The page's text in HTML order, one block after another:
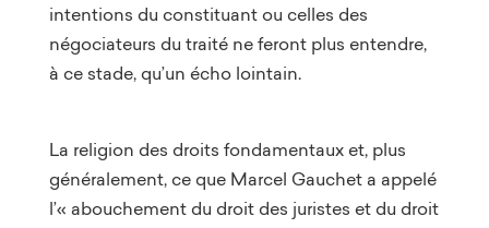
intentions du constituant ou celles des
négociateurs du traité ne feront plus entendre,
à ce stade, qu’un écho lointain.
La religion des droits fondamentaux et, plus
généralement, ce que Marcel Gauchet a appelé
l’« abouchement du droit des juristes et du droit